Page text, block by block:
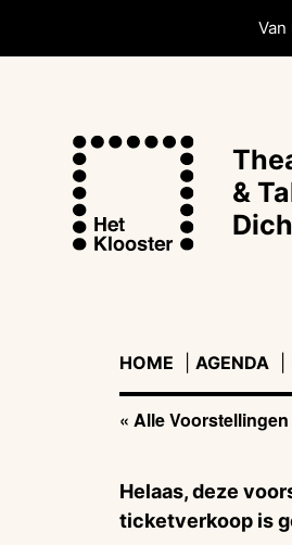
&
HOME AGENDA
|
« Alle Voorstellingen
Helaas, deze
ticketverkoop is